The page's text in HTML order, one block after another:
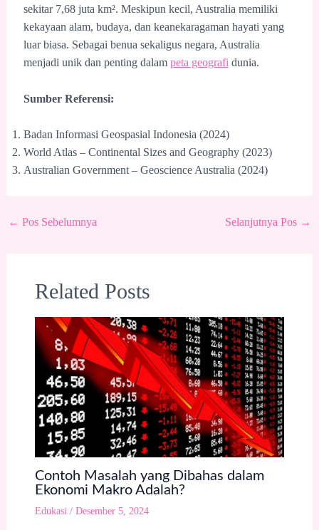
sekitar 7,68 juta km². Meskipun kecil, Australia memiliki
kekayaan alam, budaya, dan keanekaragaman hayati yang
luar biasa. Sebagai benua sekaligus negara, Australia
menjadi unik dan penting dalam peta geografi dunia.
Sumber Referensi:
Badan Informasi Geospasial Indonesia (2024)
World Atlas – Continental Sizes and Geography (2023)
Australian Government – Geoscience Australia (2024)
← Pos Sebelumnya Selanjutnya Pos →
Related Posts
Contoh Masalah yang Dibahas dalam
Ekonomi Makro Adalah?
Edukasi/ Desember 5, 2024